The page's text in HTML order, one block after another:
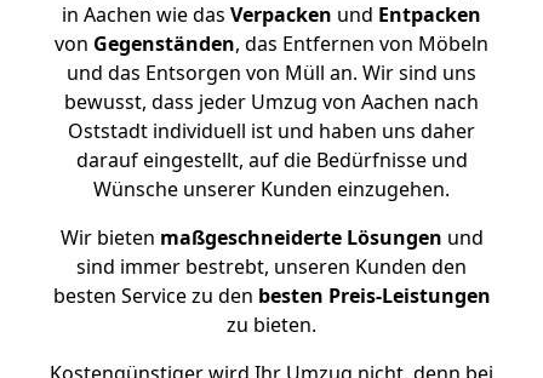
in Aachen wie das Verpacken und Entpacken
von Gegenständen, das Entfernen von Möbeln
und das Entsorgen von Müll an. Wir sind uns
bewusst, dass jeder Umzug von Aachen nach
Oststadt individuell ist und haben uns daher
darauf eingestellt, auf die Bedürfnisse und
Wünsche unserer Kunden einzugehen.
Wir bieten maßgeschneiderte Lösungen und
sind immer bestrebt, unseren Kunden den
besten Service zu den besten Preis-Leistungen
zu bieten.